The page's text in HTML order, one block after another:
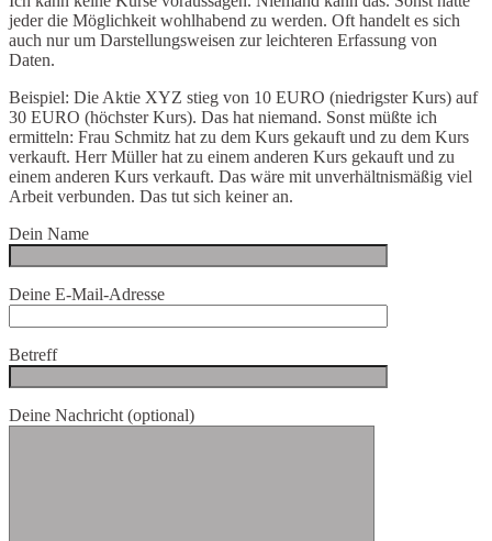
jeder die Möglichkeit wohlhabend zu werden. Oft handelt es sich
auch nur um Darstellungsweisen zur leichteren Erfassung von
Daten.
Beispiel: Die Aktie XYZ stieg von 10 EURO (niedrigster Kurs) auf
30 EURO (höchster Kurs). Das hat niemand. Sonst müßte ich
ermitteln: Frau Schmitz hat zu dem Kurs gekauft und zu dem Kurs
verkauft. Herr Müller hat zu einem anderen Kurs gekauft und zu
einem anderen Kurs verkauft. Das wäre mit unverhältnismäßig viel
Arbeit verbunden. Das tut sich keiner an.
Dein Name
Deine E-Mail-Adresse
Betreff
Deine Nachricht (optional)